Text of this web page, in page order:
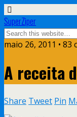
SuperZiper
maio 26, 2011 • 83
A receita
Share Tweet Pin